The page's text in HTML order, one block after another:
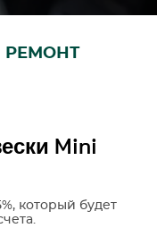
РЕМОНТ
Mini
который будет